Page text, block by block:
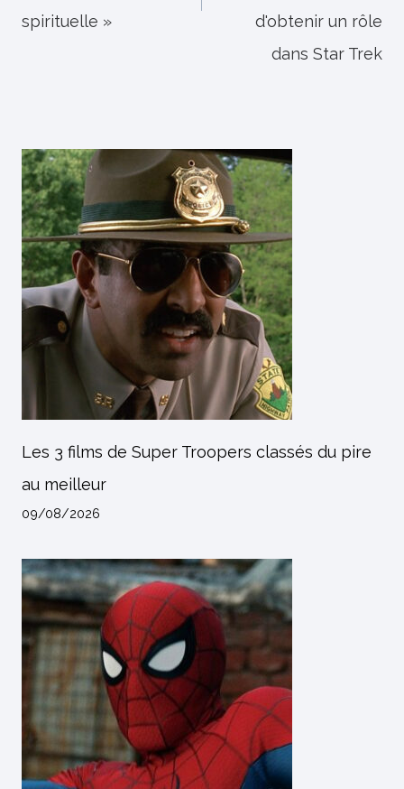
spirituelle »
d'obtenir un rôle
dans Star Trek
Les 3 films de Super Troopers classés du pire
au meilleur
09/08/2026